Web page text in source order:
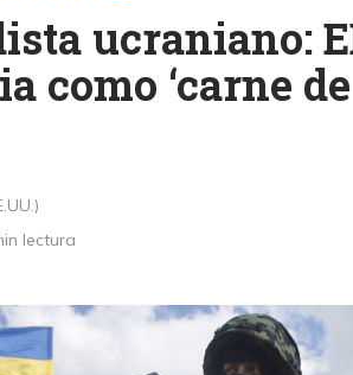
ucraniano:
como ‘carne
lectura